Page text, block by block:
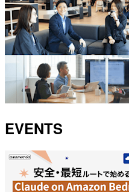
EVENTS